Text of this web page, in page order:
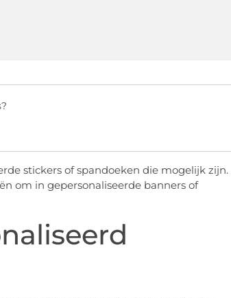
stickers of spandoeken die mogelijk zijn.
om in gepersonaliseerde banners of